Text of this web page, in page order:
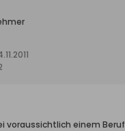
voraussichtlich einem Beruf